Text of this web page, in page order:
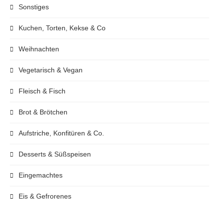
Sonstiges
Kuchen, Torten, Kekse & Co
Weihnachten
Vegetarisch & Vegan
Fleisch & Fisch
Brot & Brötchen
Aufstriche, Konfitüren & Co.
Desserts & Süßspeisen
Eingemachtes
Eis & Gefrorenes